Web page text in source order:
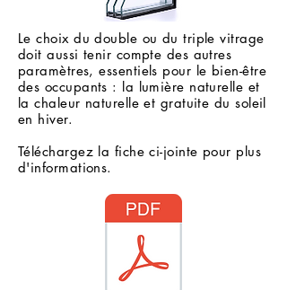
Le choix du double ou du triple vitrage
doit aussi tenir compte des autres
paramètres, essentiels pour le bien-être
des occupants : la lumière naturelle et
la chaleur naturelle et gratuite du soleil
en hiver.
Téléchargez la fiche ci-jointe pour plus
d'informations.